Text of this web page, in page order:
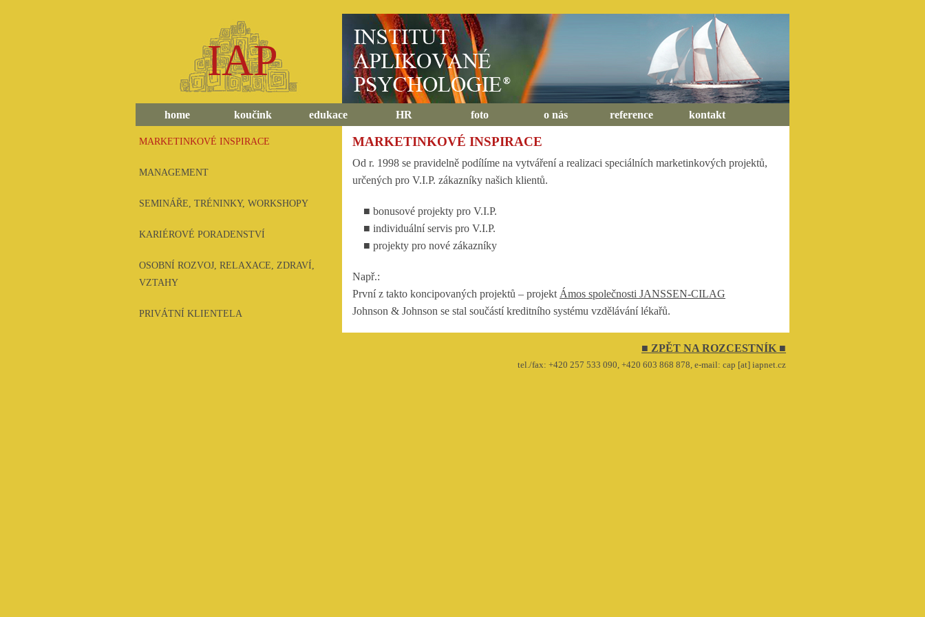
IAP
home koučink edukace HR foto o nás reference kontakt
MARKETINKOVÉ INSPIRACE
MANAGEMENT
SEMINÁŘE, TRÉNINKY, WORKSHOPY
KARIÉROVÉ PORADENSTVÍ
OSOBNÍ ROZVOJ, RELAXACE, ZDRAVÍ,
VZTAHY
PRIVÁTNÍ KLIENTELA
MARKETINKOVÉ INSPIRACE
Od r. 1998 se pravidelně podílíme na vytváření a realizaci speciálních marketinkových projektů,
určených pro V.I.P. zákazníky našich klientů.
■ bonusové projekty pro V.I.P.
■ individuální servis pro V.I.P.
■ projekty pro nové zákazníky
Např.:
První z takto koncipovaných projektů – projekt Ámos společnosti JANSSEN-CILAG
Johnson & Johnson se stal součástí kreditního systému vzdělávání lékařů.
■ ZPĚT NA ROZCESTNÍK ■
tel./fax: +420 257 533 090, +420 603 868 878, e-mail: cap [at] iapnet.cz